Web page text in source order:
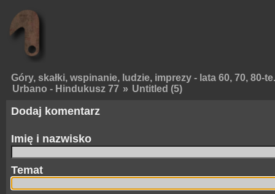
Góry, skałki, wspinanie, ludzie, imprezy - lata 60, 70, 80-te.
Urbano - Hindukusz 77 » Untitled (5)
Dodaj komentarz
Imię i nazwisko
Temat